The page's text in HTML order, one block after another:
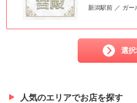
新潟駅前 ／ ガー
選
人気のエリアでお店を探す